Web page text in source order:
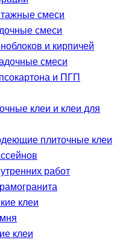
смеси
смеси
и кирпичей
смеси
и ПГП
клеи и клеи для
плиточные клеи
работ
клеи
клеи